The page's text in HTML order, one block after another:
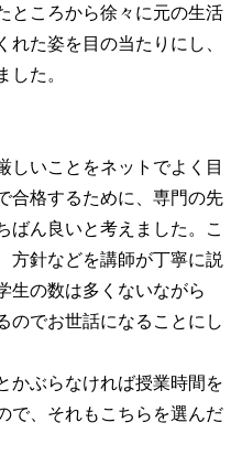
ところから徐々に元の生活
た姿を目の当たりにし、
した。
しいことをネットでよく目
合格するために、専門の先
ばん良いと考えました。こ
方針などを講師が丁寧に説
生の数は多くないながら
のでお世話になることにし
かぶらなければ授業時間を
で、それもこちらを選んだ